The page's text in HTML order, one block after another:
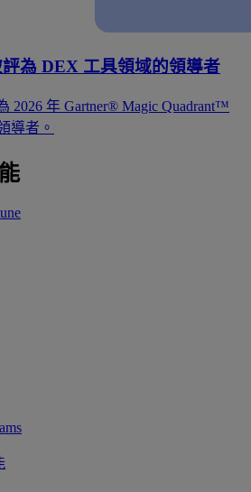
評為 DEX 工具領域的領導者
2026 年 Gartner® Magic Quadrant™
導者。